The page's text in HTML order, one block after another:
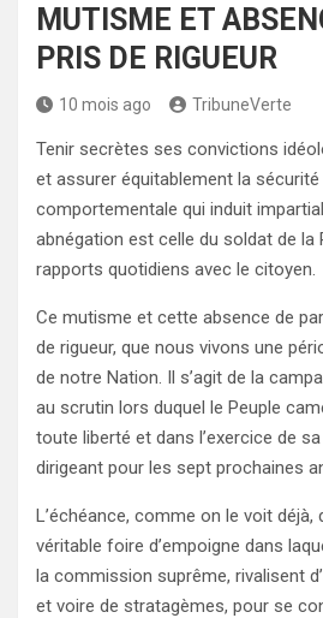
MUTISME ET
PRIS DE RIGUEUR
10 mois ago TribuneVerte
Tenir secrètes ses convictions
et assurer équitablement la
comportementale qui induit
abnégation est celle du soldat de la
rapports quotidiens avec le citoyen.
Ce mutisme et cette absence de
de rigueur, que nous vivons une
de notre Nation. Il s’agit de la
au scrutin lors duquel le Peuple
toute liberté et dans l’exercice de
dirigeant pour les sept prochaines
L’échéance, comme on le voit déjà,
véritable foire d’empoigne dans
la commission suprême, rivalisent
et voire de stratagèmes, pour se